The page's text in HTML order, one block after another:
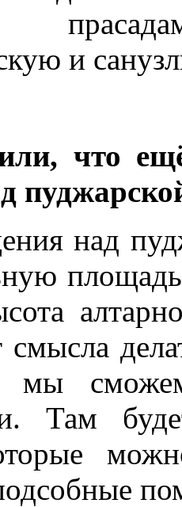
и
что
над
смысла
мы
Там